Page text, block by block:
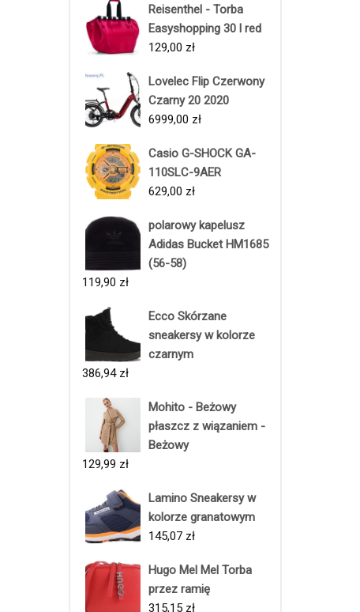
Reisenthel - Torba
Easyshopping 30 l red
129,00 zł
Lovelec Flip Czerwony
Czarny 20 2020
6999,00 zł
Casio G-SHOCK GA-
110SLC-9AER
629,00 zł
polarowy kapelusz
Adidas Bucket HM1685
(56-58)
119,90 zł
Ecco Skórzane
sneakersy w kolorze
czarnym
386,94 zł
Mohito - Beżowy
płaszcz z wiązaniem -
Beżowy
129,99 zł
Lamino Sneakersy w
kolorze granatowym
145,07 zł
Hugo Mel Mel Torba
przez ramię
315,15 zł